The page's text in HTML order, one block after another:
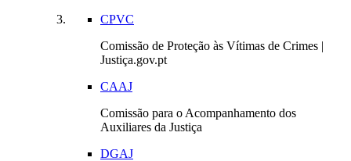
CPVC
Comissão de Proteção às Vítimas de Crimes |
Justiça.gov.pt
CAAJ
Comissão para o Acompanhamento dos
Auxiliares da Justiça
DGAJ